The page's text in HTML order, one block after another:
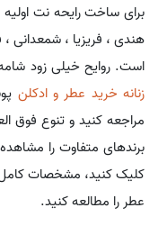
برای ساخت رایحه نت
هندی ، فریزیا ، شمعدانی
است. روایح خیلی زود
زنانه خرید عطر و ادکلن
مراجعه کنید و تنوع فوق
برندهای متفاوت را
کلیک کنید، مشخصات کامل
عطر را مطالعه کنید.